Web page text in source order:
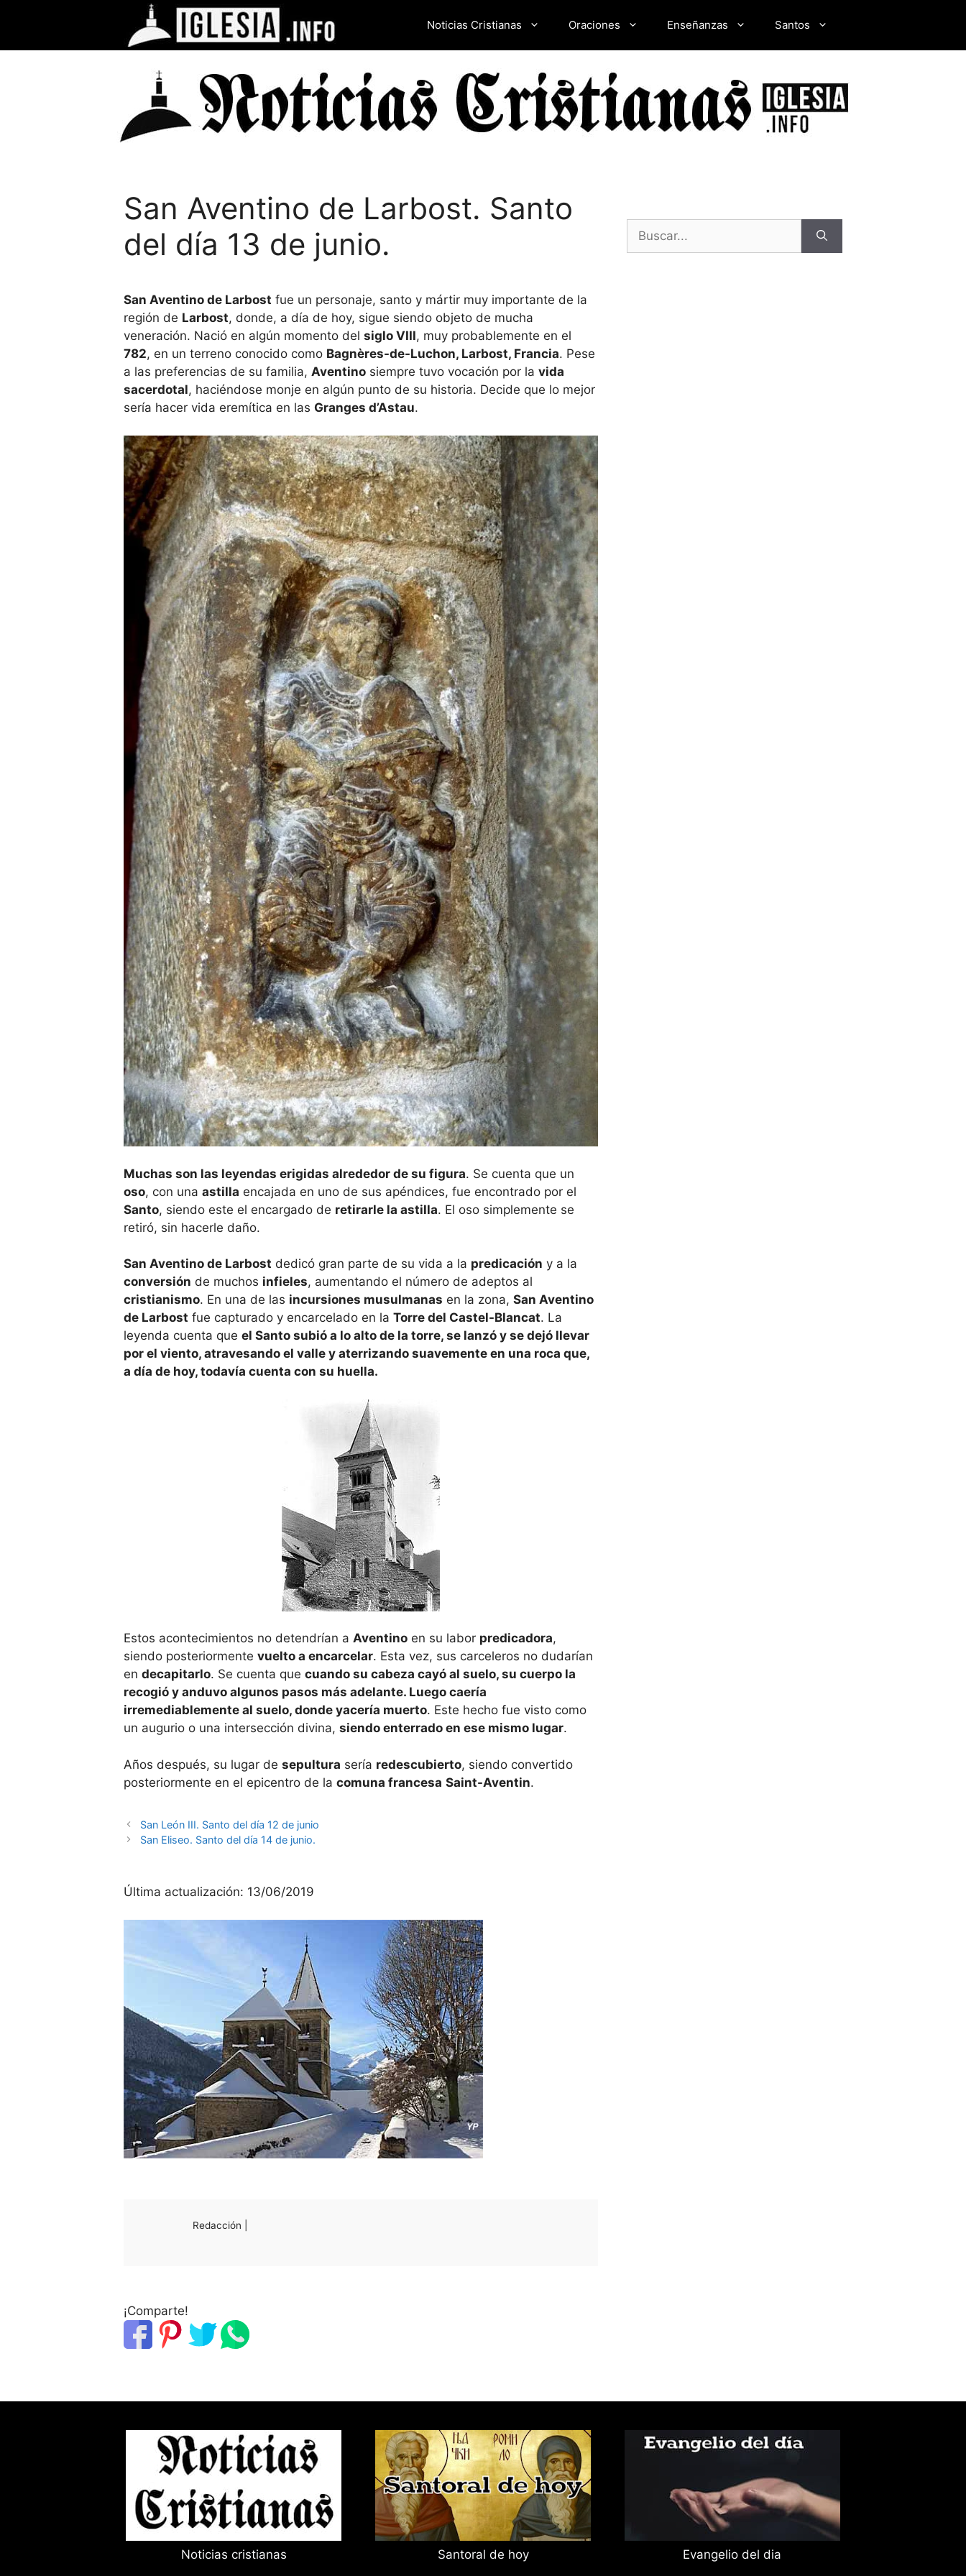
Noticias Cristianas Oraciones Enseñanzas Santos
San Aventino de Larbost. Santo
del día 13 de junio.
San Aventino de Larbost fue un personaje, santo y mártir muy importante de la
región de Larbost, donde, a día de hoy, sigue siendo objeto de mucha
veneración. Nació en algún momento del siglo VIII, muy probablemente en el
782, en un terreno conocido como Bagnères-de-Luchon, Larbost, Francia. Pese
a las preferencias de su familia, Aventino siempre tuvo vocación por la vida
sacerdotal, haciéndose monje en algún punto de su historia. Decide que lo mejor
sería hacer vida eremítica en las Granges d’Astau.
Muchas son las leyendas erigidas alrededor de su figura. Se cuenta que un
oso, con una astilla encajada en uno de sus apéndices, fue encontrado por el
Santo, siendo este el encargado de retirarle la astilla. El oso simplemente se
retiró, sin hacerle daño.
San Aventino de Larbost dedicó gran parte de su vida a la predicación y a la
conversión de muchos infieles, aumentando el número de adeptos al
cristianismo. En una de las incursiones musulmanas en la zona, San Aventino
de Larbost fue capturado y encarcelado en la Torre del Castel-Blancat. La
leyenda cuenta que el Santo subió a lo alto de la torre, se lanzó y se dejó llevar
por el viento, atravesando el valle y aterrizando suavemente en una roca que,
a día de hoy, todavía cuenta con su huella.
Estos acontecimientos no detendrían a Aventino en su labor predicadora,
siendo posteriormente vuelto a encarcelar. Esta vez, sus carceleros no dudarían
en decapitarlo. Se cuenta que cuando su cabeza cayó al suelo, su cuerpo la
recogió y anduvo algunos pasos más adelante. Luego caería
irremediablemente al suelo, donde yacería muerto. Este hecho fue visto como
un augurio o una intersección divina, siendo enterrado en ese mismo lugar.
Años después, su lugar de sepultura sería redescubierto, siendo convertido
posteriormente en el epicentro de la comuna francesa Saint-Aventin.
San León III. Santo del día 12 de junio
San Eliseo. Santo del día 14 de junio.
Última actualización: 13/06/2019
Redacción |
¡Comparte!
Noticias cristianas Santoral de hoy Evangelio del dia